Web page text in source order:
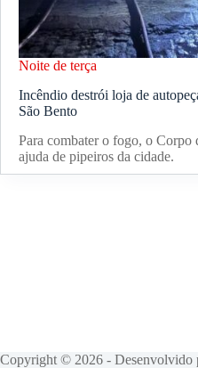
Noite de terça
Incêndio destrói loja de
São Bento
Para combater o fogo, o Corpo
ajuda de pipeiros da cidade.
Copyright © 2026 - Desenvolvido